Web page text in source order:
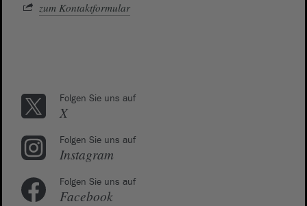
zum Kontaktformular
Folgen Sie uns auf
X
Folgen Sie uns auf
Instagram
Folgen Sie uns auf
Facebook